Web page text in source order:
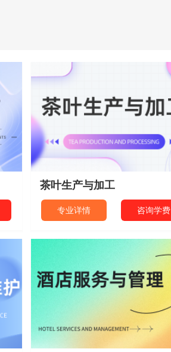
茶叶生产与加工
专业详情 咨询学费